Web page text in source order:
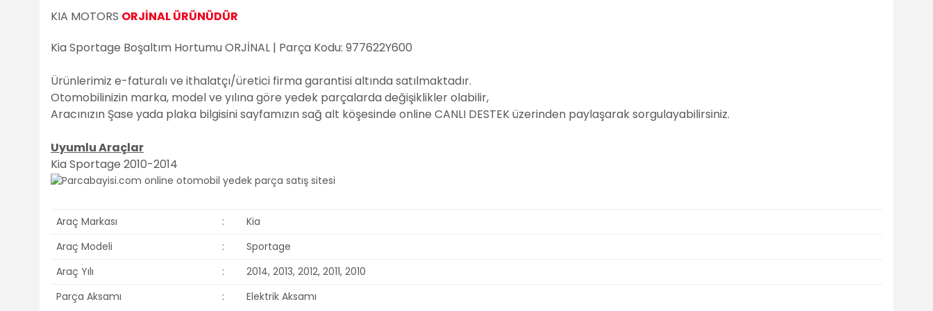
KIA MOTORS ORJİNAL ÜRÜNÜDÜR
Kia Sportage Boşaltım Hortumu ORJİNAL | Parça Kodu: 977622Y600
Ürünlerimiz e-faturalı ve ithalatçı/üretici firma garantisi altında satılmaktadır.
Otomobilinizin marka, model ve yılına göre yedek parçalarda değişiklikler olabilir,
Aracınızın Şase yada plaka bilgisini sayfamızın sağ alt köşesinde online CANLI DESTEK üzerinden paylaşarak sorgulayabilirsiniz.
Uyumlu Araçlar
Kia Sportage 2010-2014
Araç Markası :
Kia
Araç Modeli
:
Sportage
Araç Yılı
:
2014, 2013, 2012, 2011, 2010
Parça Aksamı
: Elektrik Aksamı